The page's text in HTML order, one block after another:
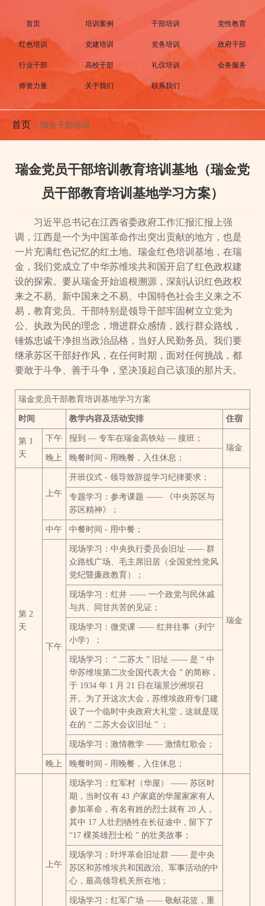
首页 培训案例 干部培训 党性教育
红色培训 党建培训 党务培训 政府干部
行业干部 高校干部 礼仪培训 会务服务
师资力量 关于我们 联系我们
首页 > 瑞金干部培训
瑞金党员干部培训教育培训基地（瑞金党
员干部教育培训基地学习方案）
习近平总书记在江西省委政府工作汇报汇报上强
调，江西是一个为中国革命作出突出贡献的地方，也是
一片充满红色记忆的红土地。瑞金红色培训基地，在瑞
金，我们党成立了中华苏维埃共和国开启了红色政权建
设的探索。要从瑞金开始追根溯源，深刻认识红色政权
来之不易、新中国来之不易、中国特色社会主义来之不
易，教育党员、干部特别是领导干部牢固树立立党为
公、执政为民的理念，增进群众感情，践行群众路线，
锤炼忠诚干净担当政治品格，当好人民勤务员。我们要
继承苏区干部好作风，在任何时期，面对任何挑战，都
要敢于斗争、善于斗争，坚决顶起自己该顶的那片天。
瑞金党员干部教育培训基地学习方案
时间 教学内容及活动安排 住宿
第 1
天
下午
报到 — 专车在瑞金高铁站 — 接班；
瑞金
晚上
晚餐时间 - 用晚餐，入住休息；
第 2
天
上午
开班仪式 - 领导致辞提学习纪律要求；
瑞金
专题学习：参考课题 —— 《中央苏区与
苏区精神》；
中午 中餐时间 - 用中餐；
下午
现场学习：中央执行委员会旧址 —— 群
众路线广场、毛主席旧居（全国党性党风
党纪暨廉政教育）；
现场学习：红井 —— 一个政党与民休戚
与共、同甘共苦的见证；
现场学习：微党课 —— 红井往事（列宁
小学）；
现场学习： “ 二苏大 ” 旧址 —— 是 “ 中
华苏维埃第二次全国代表大会 ” 的简称，
于 1934 年 1 月 21 日在瑞景沙洲坝召
开。为了开这次大会，苏维埃政府专门建
设了一个临时中央政府大礼堂，这就是现
在的 “ 二苏大会议旧址 ” ；
现场学习：激情教学 —— 激情红歌会；
晚上 晚餐时间 - 用晚餐，入住休息；
上午
现场学习：红军村（华屋） —— 苏区时
期，当时仅有 43 户家庭的华屋家家有人
参加革命，有名有姓的烈士就有 20 人，
其中 17 人壮烈牺牲在长征途中 , 留下了
“17 棵英雄烈士松 ” 的壮美故事；
现场学习：叶坪革命旧址群 —— 是中央
苏区和苏维埃共和国政治、军事活动的中
心，最高领导机关所在地；
现场学习：红军广场 —— 敬献花篮，重